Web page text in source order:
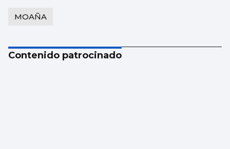
MOAÑA
Contenido patrocinado